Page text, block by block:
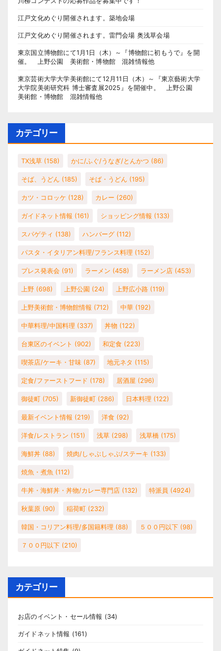
江戸文化めぐり開催されます。築地会場
江戸文化めぐり開催されます。雷門会場 奥浅草会場
東京国立博物館にて1月1日（木）～『博物館に初もうで』を開
催。 上野公園 美術館・博物館 混雑情報他
東京芸術大学大学美術館にて12月11日（木）～『東京藝術大学
大学院美術研究科 博士審査展2025』を開催中。 上野公園
美術館・博物館 混雑情報他
カテゴリー
TX浅草 (158) かに/ふぐ/うなぎ/とんかつ (86)
そば、うどん (185) そば・うどん (195)
カツ・コロッケ (128) カレー (260)
ガイドネット情報 (161) ショッピング情報 (133)
スパゲティ (138) ハンバーグ (112)
パスタ・イタリアン料理/フランス料理 (152)
プレス発表会 (91) ラーメン (458) ラーメン店 (453)
上野 (698) 上野公園 (24) 上野広小路 (119)
上野美術館・博物館情報 (712) 中華 (192)
中華料理/中国料理 (337) 丼物 (122)
台東区のイベント (902) 和定食 (223)
喫茶店/ケーキ・甘味 (87) 地元ネタ (115)
定食/ファーストフード (178) 居酒屋 (296)
御徒町 (705) 新御徒町 (286) 日本料理 (122)
最新イベント情報 (219) 洋食 (92)
洋食/レストラン (151) 浅草 (298) 浅草橋 (175)
海鮮丼 (88) 焼肉/しゃぶしゃぶ/ステーキ (133)
焼魚・煮魚 (112)
牛丼・海鮮丼・丼物/カレー専門店 (132) 特派員 (4924)
秋葉原 (90) 稲荷町 (232)
韓国・コリアン料理/多国籍料理 (88) ５００円以下 (98)
７００円以下 (210)
カテゴリー
お店のイベント・セール情報 (34)
ガイドネット情報 (161)